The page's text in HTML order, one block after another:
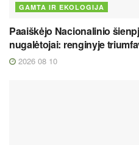
GAMTA IR EKOLOGIJA
Paaiškėjo Nacionalinio
nugalėtojai: renginyje
2026 08 10